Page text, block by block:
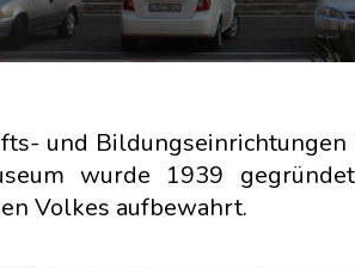
und
wurde 1939
Volkes aufbewahrt.